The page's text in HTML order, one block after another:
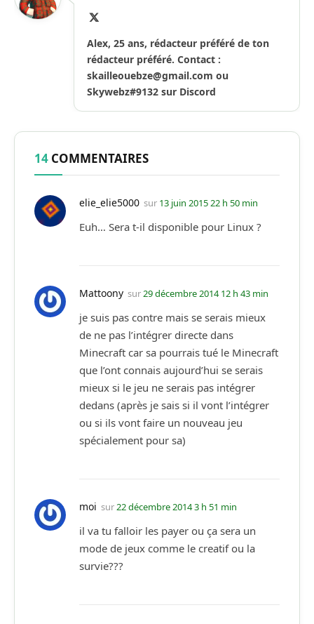
Alex, 25 ans, rédacteur préféré de ton
rédacteur préféré. Contact :
skailleouebze@gmail.com ou
Skywebz#9132 sur Discord
14 COMMENTAIRES
elie_elie5000 sur 13 juin 2015 22 h 50 min
Euh… Sera t-il disponible pour Linux ?
Mattoony sur29 décembre 2014 12 h 43 min
je suis pas contre mais se serais mieux
de ne pas l’intégrer directe dans
Minecraft car sa pourrais tué le Minecraft
que l’ont connais aujourd’hui se serais
mieux si le jeu ne serais pas intégrer
dedans (après je sais si il vont l’intégrer
ou si ils vont faire un nouveau jeu
spécialement pour sa)
moi sur22 décembre 2014 3 h 51 min
il va tu falloir les payer ou ça sera un
mode de jeux comme le creatif ou la
survie???